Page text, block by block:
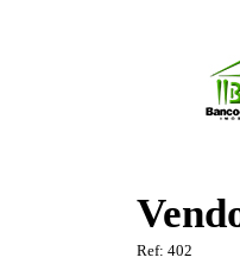
Ref: 402